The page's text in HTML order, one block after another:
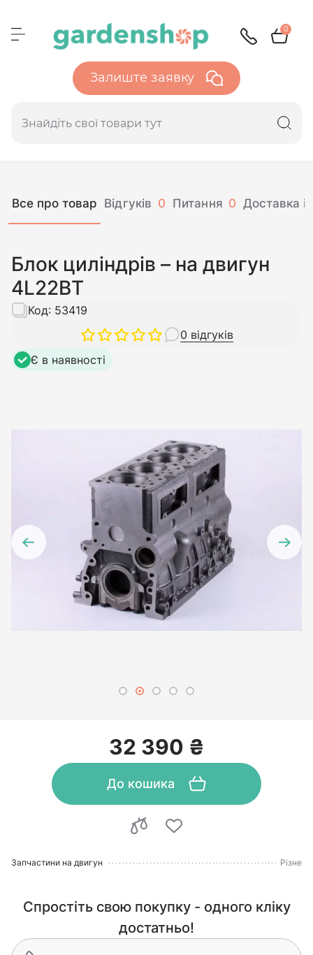
0
Залиште заявку
Все про товар Відгуків 0 Питання 0 Доставка і
Блок циліндрів – на двигун
4L22BT
0 відгуків
Код: 53419
Є в наявності
32 390 ₴
До кошика
Запчастини на двигун Різне
Спростіть свою покупку - одного кліку
достатньо!